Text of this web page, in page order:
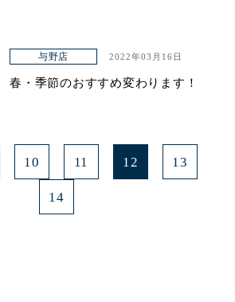
与野店 2022年03月16日
春・季節のおすすめ変わります！
10 11 12 13
14